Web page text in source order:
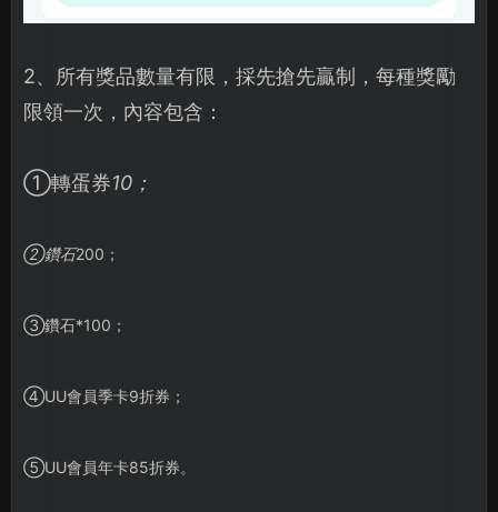
2、所有獎品數量有限，採先搶先贏制，每種獎勵
限領一次，內容包含：
①轉蛋券10；
②鑽石200；
③鑽石*100；
④UU會員季卡9折券；
⑤UU會員年卡85折券。